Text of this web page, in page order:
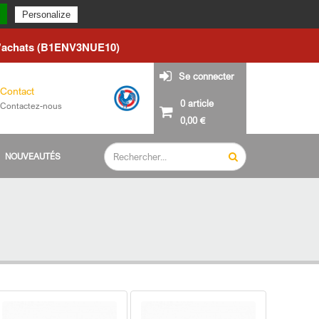
lundi 24 août.
(B1ENV3NUE10)
Contact
Contactez-nous
Se connecter
0 article
0,00 €
NOUVEAUTÉS
Personalize